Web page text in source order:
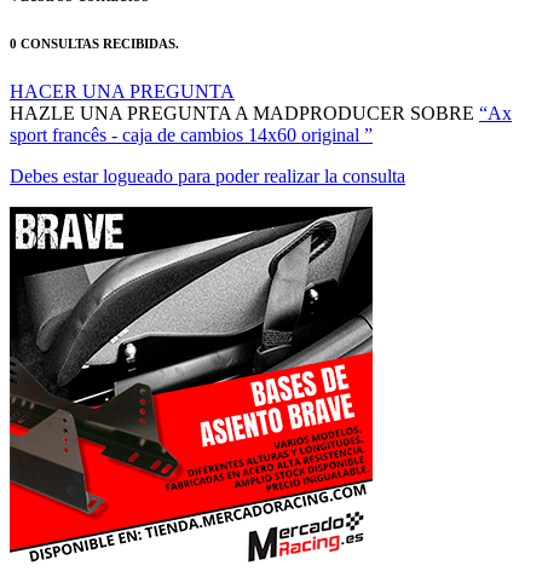
HAZLE UNA PREGUNTA A MADPRODUCER SOBRE
sport francês - caja de cambios 14x60 original ”
Debes estar logueado para poder realizar la consulta